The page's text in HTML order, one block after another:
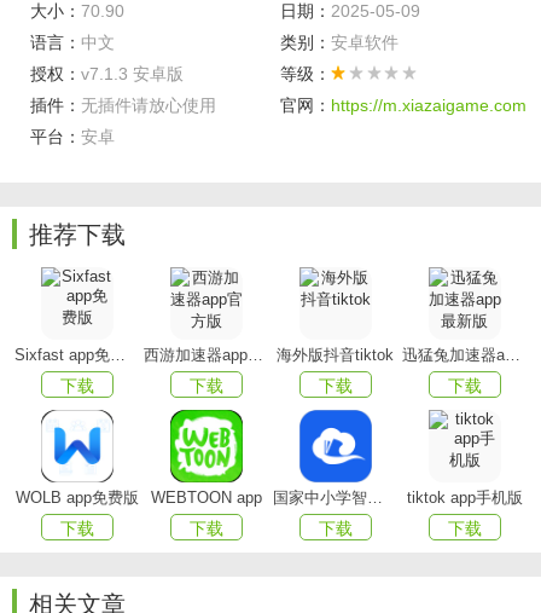
#你在哪里，美味就在哪里#
覆盖全国300+城市
合作火爆餐厅品牌突破30000家，Top100餐厅品牌全覆
预约餐厅吃饭，在家就能取号，到号提前提醒，智能预
约点菜，
美味不用等，一个APP全搞定
等位福利，取号超过一定时长，可以享受优惠补贴，等
待不再辛苦！
周五见！吃货专享，大牌火爆餐厅，免单霸王餐你来不
来？
app特色
取号 ：随时随地手机取号，心疼那些门口等位的朋友们
大小： 70.90 日期： 2025-05-09
语言： 中文 类别： 安卓软件
授权： v7.1.3 安卓版
等级：
插件： 无插件请放心使用 官网： https://m.xiazaigame.com
平台： 安卓
推荐下载
Sixfast app免费版
下载
西游加速器app官方版
下载
海外版抖音tiktok
下载
迅猛兔加速器app最新版
下载
WOLB app免费版
下载
WEBTOON app
下载
国家中小学智慧教育平台app(智慧中小学)
下载
tiktok app手机版
下载
相关文章